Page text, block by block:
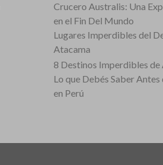
Crucero Australis: Una
en el Fin Del Mundo
Lugares Imperdibles del
Atacama
8 Destinos Imperdibles de
Lo que Debés Saber
en Perú